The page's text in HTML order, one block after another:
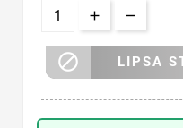
 LIPSA